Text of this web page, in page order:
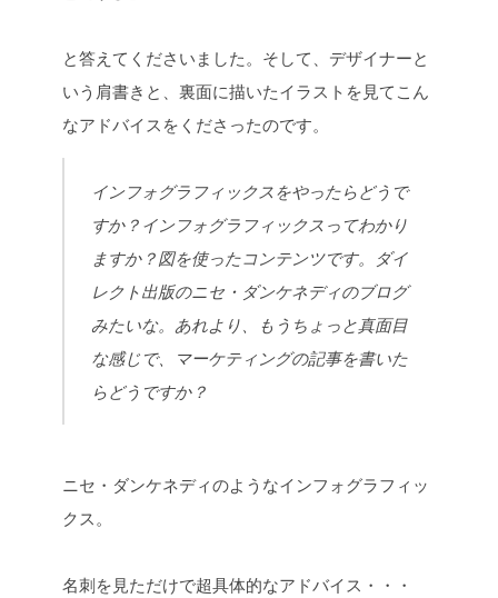
と答えてくださいました。そして、デザイナーと
いう肩書きと、裏面に描いたイラストを見てこん
なアドバイスをくださったのです。
インフォグラフィックスをやったらどうで
すか？インフォグラフィックスってわかり
ますか？図を使ったコンテンツです。ダイ
レクト出版のニセ・ダンケネディのブログ
みたいな。あれより、もうちょっと真面目
な感じで、マーケティングの記事を書いた
らどうですか？
ニセ・ダンケネディのようなインフォグラフィッ
クス。
名刺を見ただけで超具体的なアドバイス・・・